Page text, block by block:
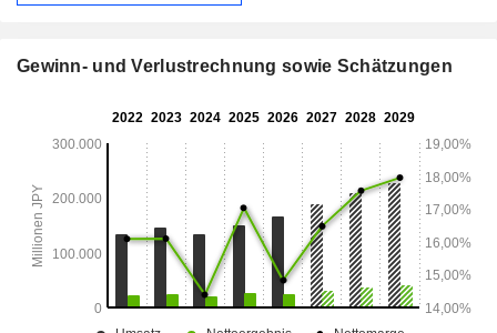
Gewinn- und Verlustrechnung sowie Schätzungen